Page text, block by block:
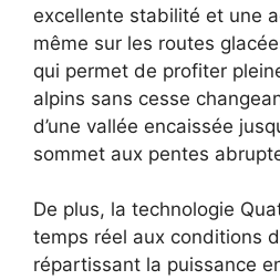
excellente stabilité et une
même sur les routes
qui permet de profiter
alpins sans cesse
d’une vallée encaissée
sommet aux pentes
De plus, la technologie
temps réel aux conditions
répartissant la puissance